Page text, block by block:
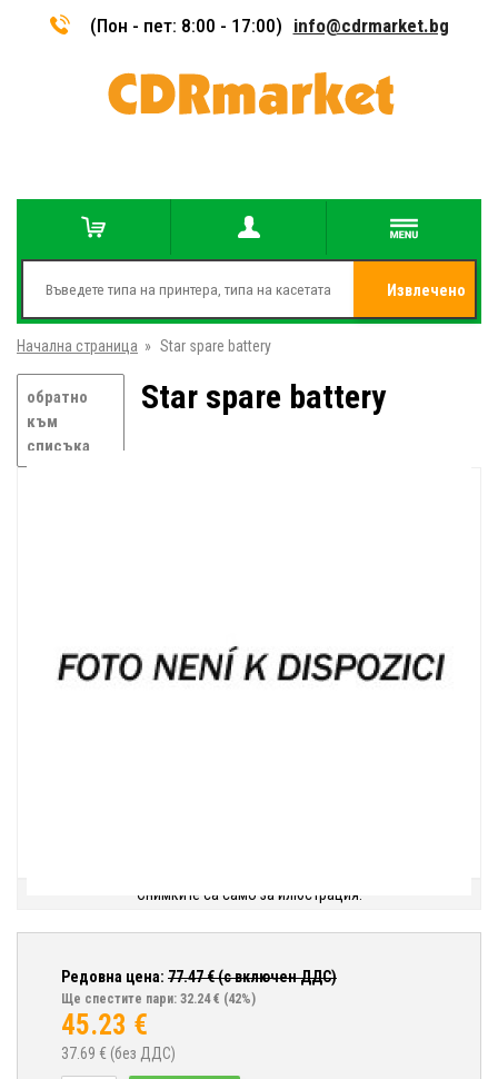
(Пон - пет: 8:00 - 17:00) info@cdrmarket.bg
Извлечено
Начална страница » Star spare battery
обратно
към
списъка
Star spare battery
Снимките са само за илюстрация.
Редовна цена: 77.47€ (с включен ДДС)
Ще спестите пари: 32.24 € (42%)
45.23 €
37.69 € (без ДДС)